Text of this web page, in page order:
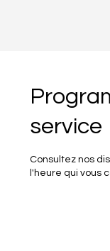
service
Consultez nos
l'heure qui vous